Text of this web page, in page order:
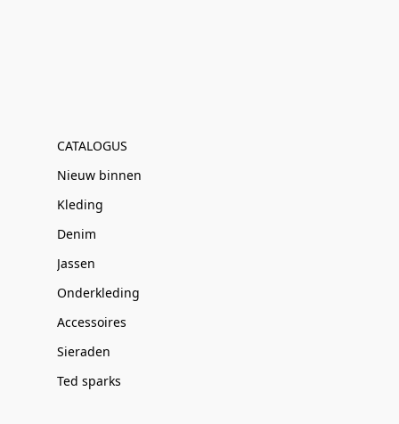
CATALOGUS
Nieuw binnen
Kleding
Denim
Jassen
Onderkleding
Accessoires
Sieraden
Ted sparks